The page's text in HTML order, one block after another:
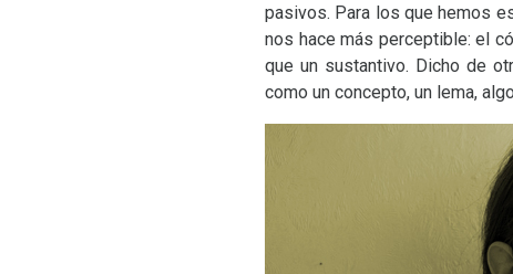
pasivos. Para los que hemos
nos hace más perceptible: el
que un sustantivo. Dicho de
como un concepto, un lema,